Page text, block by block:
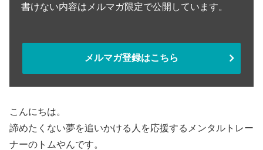
書けない内容はメルマガ限定で公開しています。
メルマガ登録はこちら
こんにちは。
諦めたくない夢を追いかける人を応援するメンタルトレー
ナーのトムやんです。